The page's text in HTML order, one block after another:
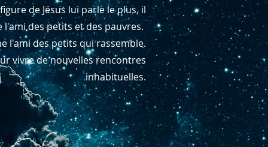
de Jésus lui parle le plus, il
l'ami des petits et des pauvres.
l'ami des petits qui rassemble.
vivre de nouvelles rencontres
inhabituelles.